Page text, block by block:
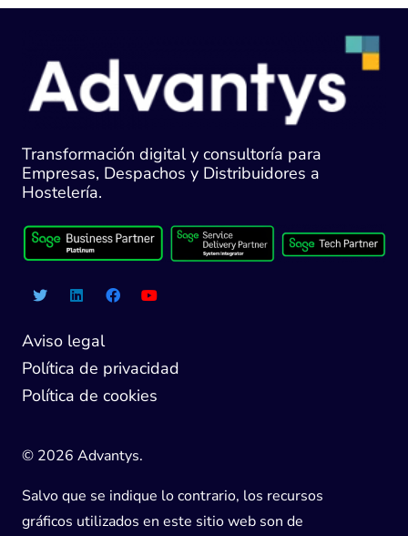
Transformación digital y consultoría para
Empresas, Despachos y Distribuidores a
Hostelería.
Aviso legal
Política de privacidad
Política de cookies
© 2026 Advantys.
Salvo que se indique lo contrario, los recursos
gráficos utilizados en este sitio web son de